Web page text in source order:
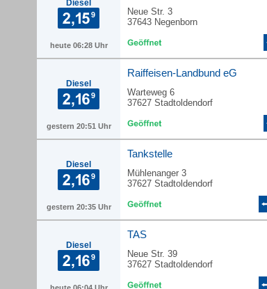
Diesel
heute 06:28 Uhr
Neue Str. 3
37643 Negenborn
Diesel
gestern 20:51 Uhr
Raiffeisen-Landbund eG
Warteweg 6
37627 Stadtoldendorf
Diesel
gestern 20:35 Uhr
Tankstelle
Mühlenanger 3
37627 Stadtoldendorf
Diesel
TAS
Neue Str. 39
37627 Stadtoldendorf